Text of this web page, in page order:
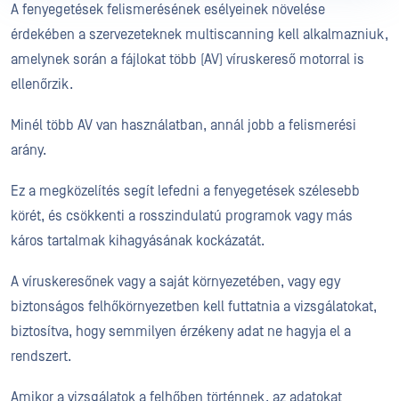
A fenyegetések felismerésének esélyeinek növelése
érdekében a szervezeteknek multiscanning kell alkalmazniuk,
amelynek során a fájlokat több (AV) víruskereső motorral is
ellenőrzik.
Minél több AV van használatban, annál jobb a felismerési
arány.
Ez a megközelítés segít lefedni a fenyegetések szélesebb
körét, és csökkenti a rosszindulatú programok vagy más
káros tartalmak kihagyásának kockázatát.
A víruskeresőnek vagy a saját környezetében, vagy egy
biztonságos felhőkörnyezetben kell futtatnia a vizsgálatokat,
biztosítva, hogy semmilyen érzékeny adat ne hagyja el a
rendszert.
Amikor a vizsgálatok a felhőben történnek, az adatokat